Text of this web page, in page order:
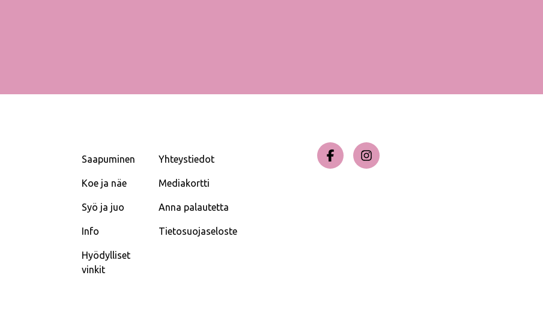
Saapuminen
Koe ja näe
Syö ja juo
Info
Hyödylliset
vinkit
Yhteystiedot
Mediakortti
Anna palautetta
Tietosuojaseloste